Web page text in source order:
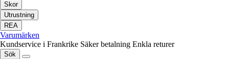
Skor
Utrustning
REA
Varumärken
Kundservice i Frankrike Säker betalning Enkla returer
Sök